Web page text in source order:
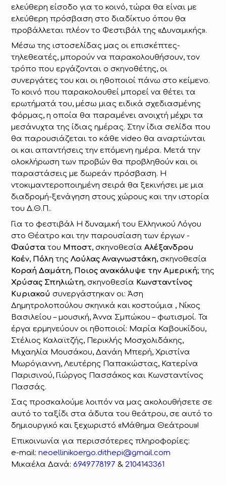
ελεύθερη είσοδο για το κοινό, τώρα θα είναι με
ελεύθερη πρόσβαση στο διαδίκτυο όπου θα
προβάλλεται πλέον το Φεστιβάλ της «Δυναμικής».
Μέσω της ιστοσελίδας μας οι επισκέπτες-
τηλεθεατές, μπορούν να παρακολουθήσουν, τον
τρόπο που εργάζονται ο σκηνοθέτης, οι
συνεργάτες του και οι ηθοποιοί πάνω στο κείμενο.
Το κοινό που παρακολουθεί μπορεί να θέτει τα
ερωτήματά του, μέσω μιας ειδικά σχεδιασμένης
φόρμας, η οποία θα παραμένει ανοιχτή μέχρι τα
μεσάνυχτα της ίδιας ημέρας. Στην ίδια σελίδα που
θα παρουσιάζεται το κάθε video θα αναρτώνται
οι και απαντήσεις την επόμενη ημέρα. Μετά την
ολοκλήρωση των προβών θα προβληθούν και οι
παραστάσεις με δωρεάν πρόσβαση. Η
ντοκιμαντεροποιημένη σειρά θα ξεκινήσει με μια
διαδρομή-ξενάγηση στους χώρους και την ιστορία
του Δ.Θ.Π..
Για το φεστιβάλ Η δυναμική του Ελληνικού Λόγου
στο Θέατρο και την παρουσίαση των έργων -
Φαύστα του Μποστ, σκηνοθεσίαΑλέξανδρου
Κοέν, ΠόλητηςΛούλας Αναγνωστάκη, σκηνοθεσία
Κοραή Δαμάτη, Ποιος ανακάλυψε την Αμερική; της
Χρύσας Σπηλιώτη, σκηνοθεσία Κωνσταντίνος
Κυριακού συνεργάστηκαν οι: Άση
Δημητρολοπούλου σκηνικά και κοστούμια , Νίκος
Βασιλείου – μουσική, Άννα Σμπώκου – φωτισμοί. Τα
έργα ερμηνεύουν οι ηθοποιοί: Μαρία Καβουκίδου,
Στέλιος Καλαϊτζής, Περικλής Μοσχολιδάκης,
Μιχαηλία Μουσάκου, Δανάη Μπερή, Χριστίνα
Μωρόγιαννη, Λευτέρης Παπακώστας, Κατερίνα
Παρισινού, Γιώργος Πασσάκος και Κωνσταντίνος
Πασσάς.
Σας προσκαλούμε λοιπόν να μας ακολουθήσετε σε
αυτό το ταξίδι στα άδυτα του θεάτρου, σε αυτό το
δημιουργικό και ξεχωριστό «Μάθημα Θεάτρου»!
Επικοινωνία για περισσότερες πληροφορίες:
e-mail:neoellinikoergo.dithepi@gmail.com
Μικαέλα Δανά:6949778197 & 2104143361